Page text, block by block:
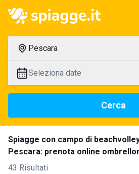
Pescara
Seleziona date
Cerca
Spiagge con campo di
Pescara: prenota online
43 Risultati